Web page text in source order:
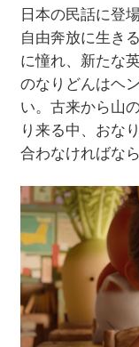
日本の民話に登
自由奔放に生き
に憧れ、新たな
のなりどんはヘ
い。古来から山
り来る中、おな
合わなければなら